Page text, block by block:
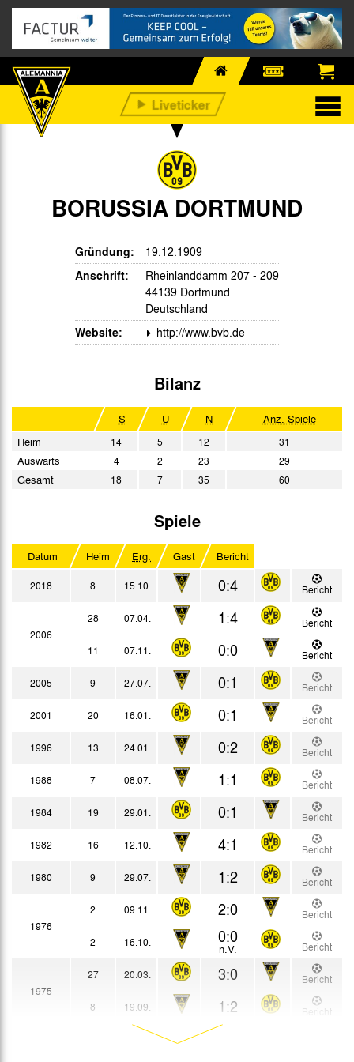
BORUSSIA DORTMUND
Gründung: 19.12.1909
Anschrift:
Rheinlanddamm 207 - 209
44139 Dortmund
Deutschland
Website: http://www.bvb.de
Bilanz
S U N
Anz. Spiele
Heim
14 5 12 31
Auswärts 4 2 23 29
Gesamt 18 7 35 60
Spiele
Datum Heim Erg. Gast Bericht
2018 8 15.10. 0:4 Bericht
2006
28 07.04. 1:4
Bericht
11
07.11. 0:0
Bericht
2005
9 27.07. 0:1
Bericht
2001
20 16.01. 0:1
Bericht
1996
13 24.01. 0:2
Bericht
1988
7 08.07. 1:1
Bericht
1984
19 29.01. 0:1
Bericht
1982
16 12.10. 4:1
Bericht
1980
9 29.07. 1:2 Bericht
1976
2 09.11. 2:0
Bericht
2
16.10. 0:0
n.V. Bericht
1975
27 20.03. 3:0
Bericht
8
19.09. 1:2 Bericht